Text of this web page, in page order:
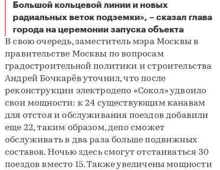
Большой кольцевой линии и новых
радиальных веток подземки», – сказал глава
города на церемонии запуска объекта
В свою очередь, заместитель мэра Москвы в
правительстве Москвы по вопросам
градостроительной политики и строительства
Андрей Бочкарёв уточнил, что после
реконструкции электродепо «Сокол» удвоило
свои мощности: к 24 существующим канавам
для отстоя и обслуживания поездов добавили
еще 22, таким образом, депо сможет
обслуживать в два раза больше подвижных
составов. Ночью здесь смогут отстаиваться 30
поездов вместо 15. Также увеличены мощности